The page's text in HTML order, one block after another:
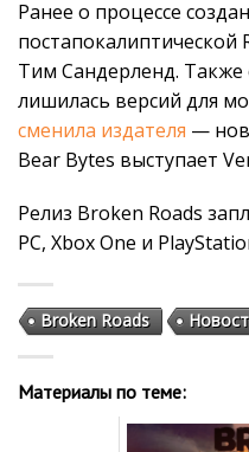
Ранее о процессе
постапокалиптической
Тим Сандерленд. Также
лишилась версий для
сменила издателя —
Bear Bytes выступает
Релиз Broken Roads
PC, Xbox One и
Broken Roads
Материалы по теме: